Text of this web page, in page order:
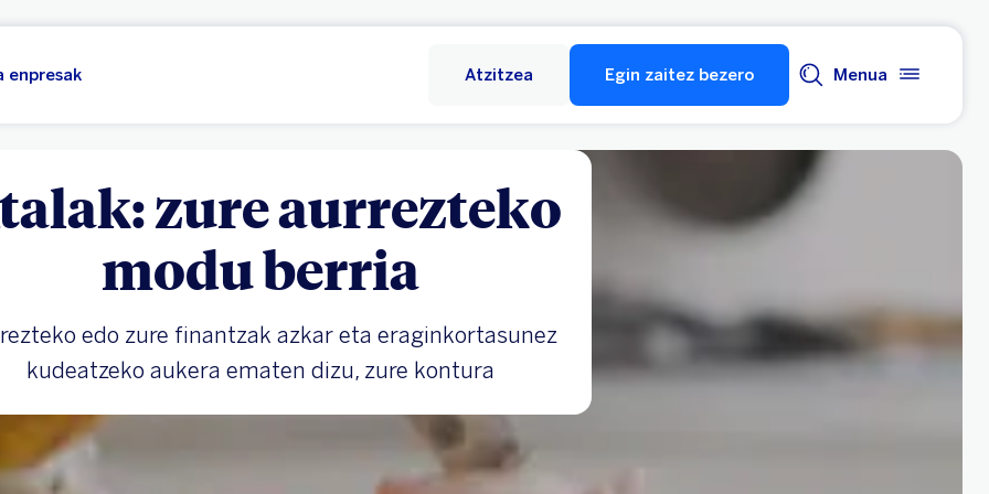
enpresak Atzitzea Egin zaitez bezero Menua
zure aurrezteko
modu berria
edo zure finantzak azkar eta eraginkortasunez
kudeatzeko aukera ematen dizu, zure kontura